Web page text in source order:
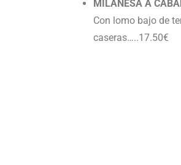
MILANESA A
Con lomo bajo de
caseras…..17.50€